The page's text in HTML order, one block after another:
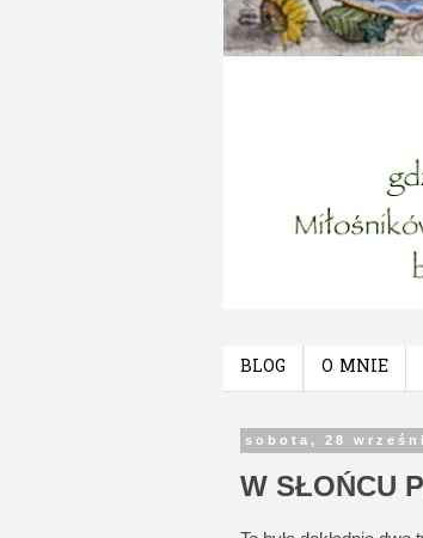
BLOG O MNIE
sobota, 28
W SŁOŃCU